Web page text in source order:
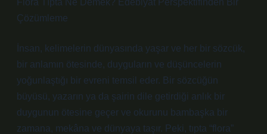
Flora Tıpta Ne Demek? Edebiyat Perspektifinden Bir
Çözümleme
İnsan, kelimelerin dünyasında yaşar ve her bir sözcük,
bir anlamın ötesinde, duyguların ve düşüncelerin
yoğunlaştığı bir evreni temsil eder. Bir sözcüğün
büyüsü, yazarın ya da şairin dile getirdiği anlık bir
duygunun ötesine geçer ve okurunu bambaşka bir
zamana, mekâna ve dünyaya taşır. Peki, tıpta “flora”